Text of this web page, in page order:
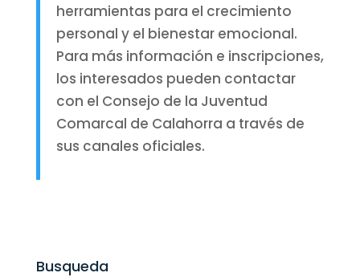
herramientas para el crecimiento
personal y el bienestar emocional.
Para más información e inscripciones,
los interesados pueden contactar
con el Consejo de la Juventud
Comarcal de Calahorra a través de
sus canales oficiales.
Busqueda